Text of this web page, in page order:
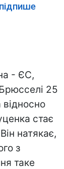
- ЄС,
25
відносно
стає
натякає,
з
таке